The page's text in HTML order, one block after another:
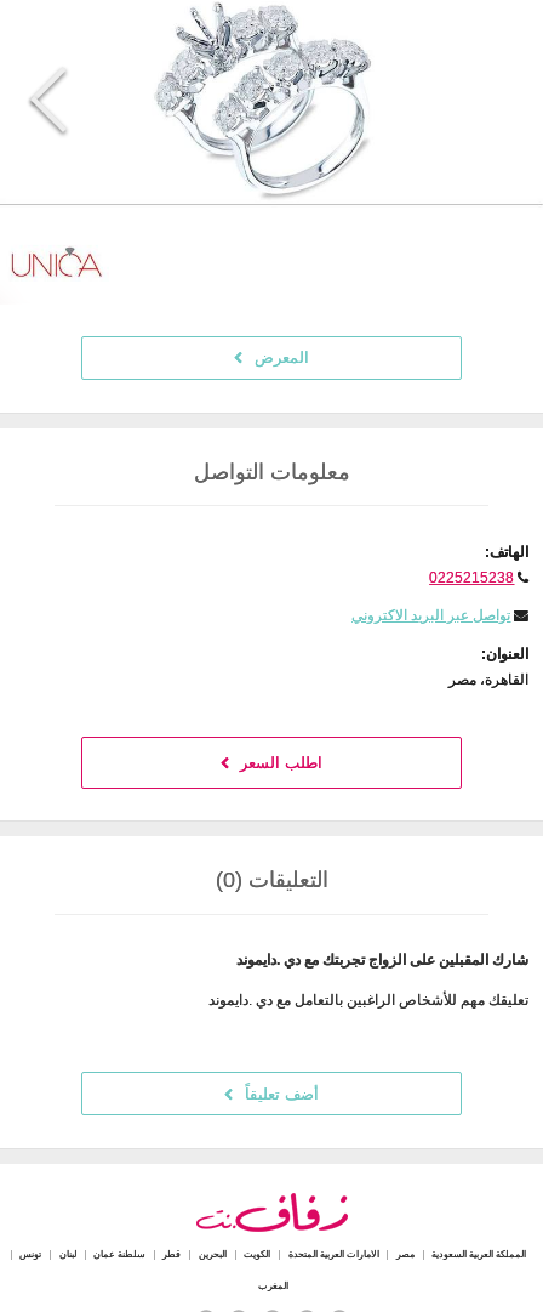
المعرض
معلومات التواصل
الهاتف:
0225215238
تواصل عبر البريد الاكتروني
العنوان:
القاهرة، مصر
اطلب السعر
التعليقات (0)
شارك المقبلين على الزواج تجربتك مع دي .دايموند
تعليقك مهم للأشخاص الراغبين بالتعامل مع دي .دايموند
أضف تعليقاً
المملكة العربية السعودية مصر الامارات العربية المتحدة الكويت البحرين قطر سلطنة عمان لبنان تونس
المغرب